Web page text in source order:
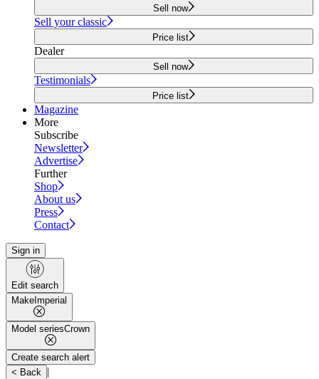
Sell now
Sell your classic
Price list
Dealer
Sell now
Testimonials
Price list
Magazine
More
Subscribe
Newsletter
Advertise
Further
Shop
About us
Press
Contact
Sign in
Edit search
Make Imperial
Model seriesCrown
Create search alert
< Back |